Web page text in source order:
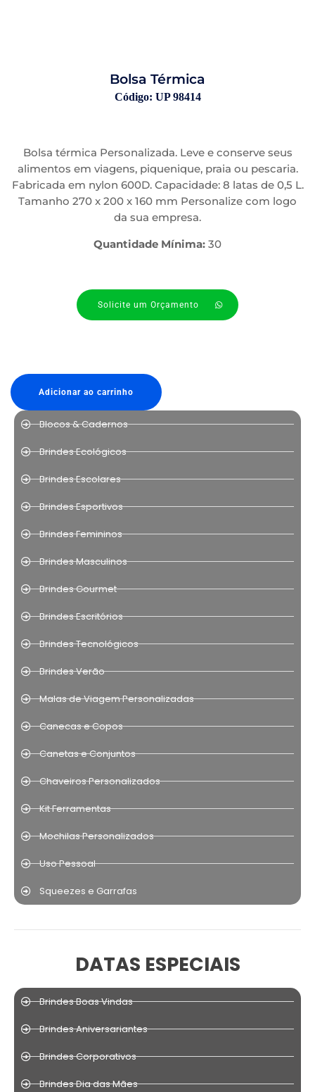
Bolsa Térmica
Código: UP 98414
Bolsa térmica Personalizada. Leve e conserve seus
alimentos em viagens, piquenique, praia ou pescaria.
Fabricada em nylon 600D. Capacidade: 8 latas de 0,5 L.
Tamanho 270 x 200 x 160 mm Personalize com logo
da sua empresa.
Quantidade Mínima: 30
Solicite um Orçamento
Adicionar ao carrinho
Blocos & Cadernos
Brindes Ecológicos
Brindes Escolares
Brindes Esportivos
Brindes Femininos
Brindes Masculinos
Brindes Gourmet
Brindes Escritórios
Brindes Tecnológicos
Brindes Verão
Malas de Viagem Personalizadas
Canecas e Copos
Canetas e Conjuntos
Chaveiros Personalizados
Kit Ferramentas
Mochilas Personalizados
Uso Pessoal
Squeezes e Garrafas
DATAS ESPECIAIS
Brindes Boas Vindas
Brindes Aniversariantes
Brindes Corporativos
Brindes Dia das Mães